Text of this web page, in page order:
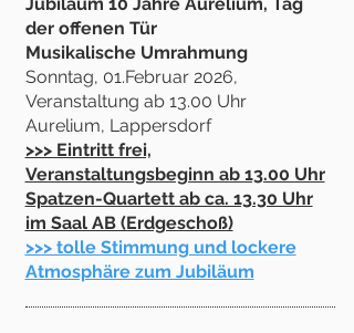
der offenen Tür
Musikalische Umrahmung
Sonntag, 01.Februar 2026,
Veranstaltung ab 13.00 Uhr
Aurelium, Lappersdorf
>>> Eintritt frei,
Veranstaltungsbeginn ab 13.00 Uhr
Spatzen-Quartett ab ca. 13.30 Uhr
im Saal AB (Erdgeschoß)
>>> tolle Stimmung und lockere
Atmosphäre zum Jubiläum